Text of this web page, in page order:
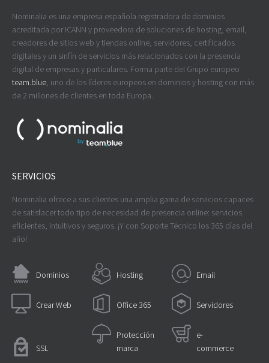
Nominalia es una empresa española registradora de dominios
acreditada por ICANN y proveedora de soluciones de hosting, email,
creadores de sitios web y tiendas online, servidores, certificados
digitales y un sinfín de servicios más relacionados con la presencia
digital de empresas y particulares. Forma parte del Grupo europeo
team.blue , uno de los líderes europeos en dominios y hosting con más
de 2 millones de clientes en toda Europa.
SERVICIOS
Nominalia ofrece a sus clientes una amplia gama de servicios capaces
de satisfacer todo tipo de necesidad de presencia online: servicios
eficientes, intuitivos y seguros. ¡Y con Soporte Técnico los 365 días del
año!
Dominios Hosting Email
Crear Web Office 365 Servidores
SSL
Protección
marca
e-
commerce